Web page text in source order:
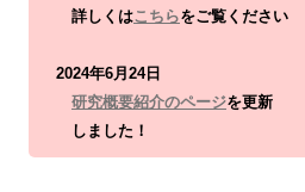
詳しくはこちらをご覧ください
2024年6月24日
研究概要紹介のページを更新
しました！